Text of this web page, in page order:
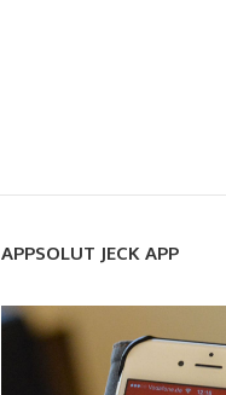
APPSOLUT JECK APP